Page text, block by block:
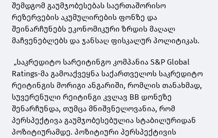
შემდგომ გაუმჯობესებას საერთაშორისო
რეზერვების აკუმულირების ფონზე და
შეინარჩუნებს ეკონომიკური ზრდის მაღალ
მაჩვენებლებს და ჯანსაღ ფისკალურ პოლიტიკას.
„საკრედიტო სარეიტინგო კომპანია S&P Global
Ratings-მა გამოაქვეყნა საქართველოს საკრედიტო
რეიტინგის მორიგი ანგარიში, რომლის თანახმად,
სუვერენული რეიტინგი კვლავ BB დონეზე
შენარჩუნდა, თუმცა მნიშვნელოვანია, რომ
პერსპექტივა გაუმჯობესებულია სტაბილურიდან
პოზიტიურამდე. პოზიტიური პერსპექტივის